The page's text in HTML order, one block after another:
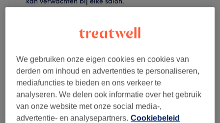
Behandeling door Sofie Zenia
Izabela•ongeveer 2 maanden geleden Geverifieerde review
We gebruiken onze eigen cookies en cookies van
derden om inhoud en advertenties te personaliseren,
mediafuncties te bieden en ons verkeer te
analyseren. We delen ook informatie over het gebruik
van onze website met onze social media-,
advertentie- en analysepartners. Cookiebeleid